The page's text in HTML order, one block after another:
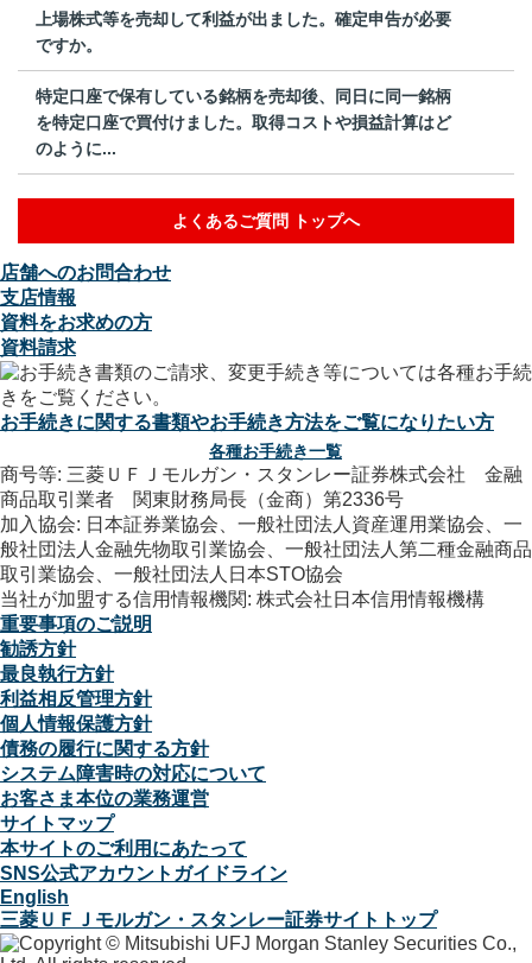
上場株式等を売却して利益が出ました。確定申告が必要
ですか。
特定口座で保有している銘柄を売却後、同日に同一銘柄
を特定口座で買付けました。取得コストや損益計算はど
のように...
よくあるご質問 トップへ
店舗へのお問合わせ
支店情報
資料をお求めの方
資料請求
お手続きに関する書類やお手続き方法をご覧になりたい方
各種お手続き一覧
商号等: 三菱ＵＦＪモルガン・スタンレー証券株式会社 金融
商品取引業者 関東財務局長（金商）第2336号
加入協会: 日本証券業協会、一般社団法人資産運用業協会、一
般社団法人金融先物取引業協会、一般社団法人第二種金融商品
取引業協会、一般社団法人日本STO協会
当社が加盟する信用情報機関: 株式会社日本信用情報機構
重要事項のご説明
勧誘方針
最良執行方針
利益相反管理方針
個人情報保護方針
債務の履行に関する方針
システム障害時の対応について
お客さま本位の業務運営
サイトマップ
本サイトのご利用にあたって
SNS公式アカウントガイドライン
English
三菱ＵＦＪモルガン・スタンレー証券サイトトップ